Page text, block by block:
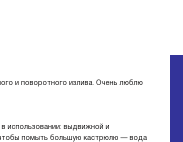
и поворотного излива. Очень люблю
использовании: выдвижной и
помыть большую кастрюлю — вода